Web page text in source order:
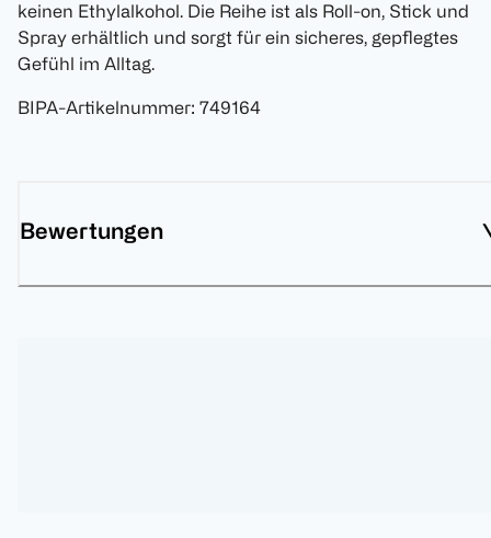
keinen Ethylalkohol. Die Reihe ist als Roll-on, Stick und
Spray erhältlich und sorgt für ein sicheres, gepflegtes
Gefühl im Alltag.
BIPA-Artikelnummer: 749164
Bewertungen